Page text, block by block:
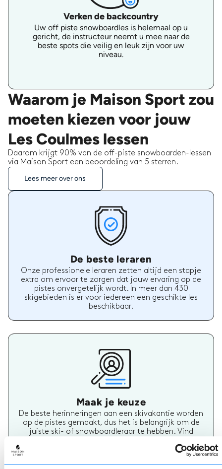
Verken de backcountry
Uw off piste snowboardles is helemaal op u
gericht, de instructeur neemt u mee naar de
beste spots die veilig en leuk zijn voor uw
niveau.
Waarom je Maison Sport zou
moeten kiezen voor jouw
Les Coulmes lessen
Daarom krijgt 90% van de off-piste snowboarden-lessen
via Maison Sport een beoordeling van 5 sterren.
Lees meer over ons
De beste leraren
Onze professionele leraren zetten altijd een stapje
extra om ervoor te zorgen dat jouw ervaring op de
pistes onvergetelijk wordt. In meer dan 430
skigebieden is er voor iedereen een geschikte les
beschikbaar.
Maak je keuze
De beste herinneringen aan een skivakantie worden
op de pistes gemaakt, dus het is belangrijk om de
juiste ski- of snowboardleraar te hebben. Vind